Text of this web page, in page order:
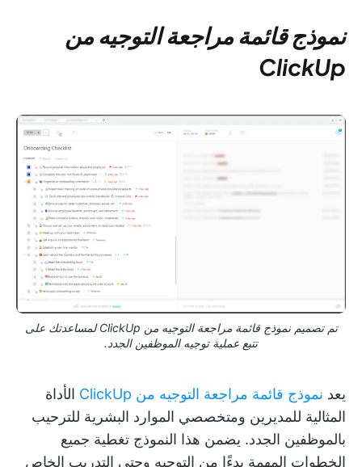
نموذج قائمة مراجعة التوجيه من
ClickUp
تم تصميم نموذج قائمة مراجعة التوجيه من ClickUp لمساعدتك على
تتبع عملية توجيه الموظفين الجدد.
يعد نموذج قائمة مراجعة التوجيه من ClickUp
الأداة
المثالية للمديرين ومتخصصي الموارد البشرية للترحيب
بالموظفين الجدد. يضمن هذا النموذج تغطية جميع
الخطوات المهمة بدءًا من التوجيه وحتى التدريب الخاص